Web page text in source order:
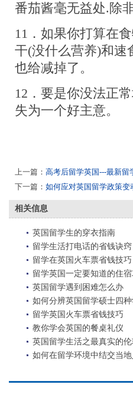
番茄酱毫无益处.除
11．如果你打算在
干(没什么营养)和速
也给减掉了。
12．要是你没法正
失为一个好主意。
上一篇： 高考后留学英国---最新留
下一篇： 如何应对英国留学政策变
相关信息
英国留学生的穿衣指南
留学生活打电话的省钱诀窍
留学在英国火车票省钱技巧
留学英国一定要知道的住宿
英国留学遇到困难怎么办
如何分辨英国留学硕士四种
留学英国火车票省钱技巧
教你学会英国的餐桌礼仪
英国留学生活之最真实的伦
如何在留学环境中结交当地